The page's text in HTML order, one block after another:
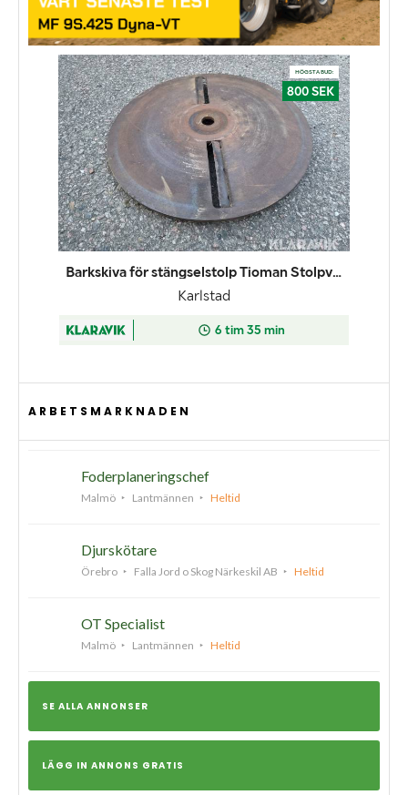
ARBETSMARKNADEN
Foderplaneringschef
Malmö Lantmännen Heltid
Djurskötare
Örebro Falla Jord o Skog Närkeskil AB Heltid
OT Specialist
Malmö Lantmännen Heltid
SE ALLA ANNONSER
LÄGG IN ANNONS GRATIS